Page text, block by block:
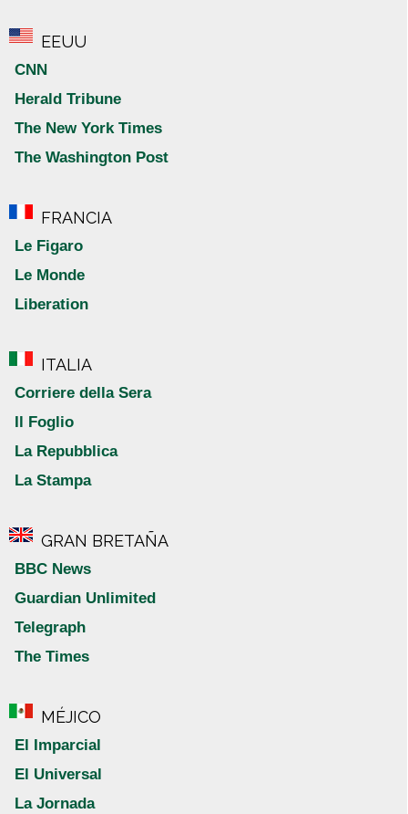
EEUU
CNN
Herald Tribune
The New York Times
The Washington Post
FRANCIA
Le Figaro
Le Monde
Liberation
ITALIA
Corriere della Sera
Il Foglio
La Repubblica
La Stampa
GRAN BRETAÑA
BBC News
Guardian Unlimited
Telegraph
The Times
MÉJICO
El Imparcial
El Universal
La Jornada